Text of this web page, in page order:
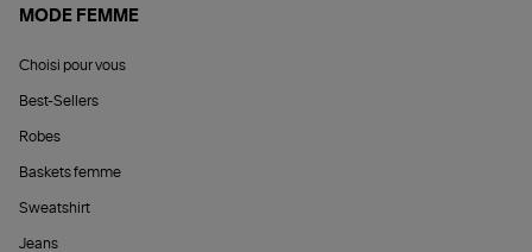
MODE FEMME
Choisi pour vous
Best-Sellers
Robes
Baskets femme
Sweatshirt
Jeans